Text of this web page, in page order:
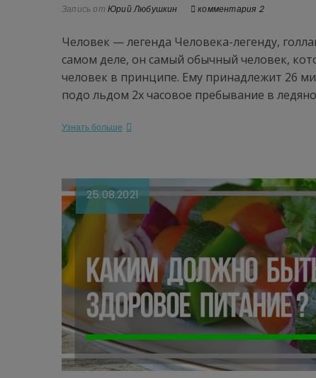
Запись от Юрий Любушкин комментария 2
Человек — легенда Человека-легенду,
самом деле, он самый обычный человек,
человек в принципе. Ему принадлежит 26
подо льдом 2х часовое пребывание в
Узнать больше
25.08.2021